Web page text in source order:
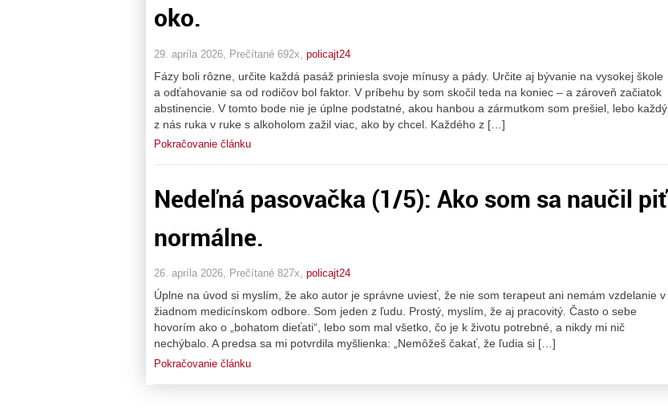
oko.
29. apríla 2026, Prečítané 692x, policajt24
Fázy boli rôzne, určite každá pasáž priniesla svoje mínusy a pády. Určite aj bývanie na vysokej škole
a odťahovanie sa od rodičov bol faktor. V príbehu by som skočil teda na koniec – a zároveň začiatok
abstinencie. V tomto bode nie je úplne podstatné, akou hanbou a zármutkom som prešiel, lebo každý
z nás ruka v ruke s alkoholom zažil viac, ako by chcel. Každého z […]
Pokračovanie článku
Nedeľná pasovačka (1/5): Ako som sa naučil piť
normálne.
26. apríla 2026, Prečítané 827x, policajt24
Úplne na úvod si myslím, že ako autor je správne uviesť, že nie som terapeut ani nemám vzdelanie v
žiadnom medicínskom odbore. Som jeden z ľudu. Prostý, myslím, že aj pracovitý. Často o sebe
hovorím ako o „bohatom dieťati“, lebo som mal všetko, čo je k životu potrebné, a nikdy mi nič
nechýbalo. A predsa sa mi potvrdila myšlienka: „Nemôžeš čakať, že ľudia si […]
Pokračovanie článku